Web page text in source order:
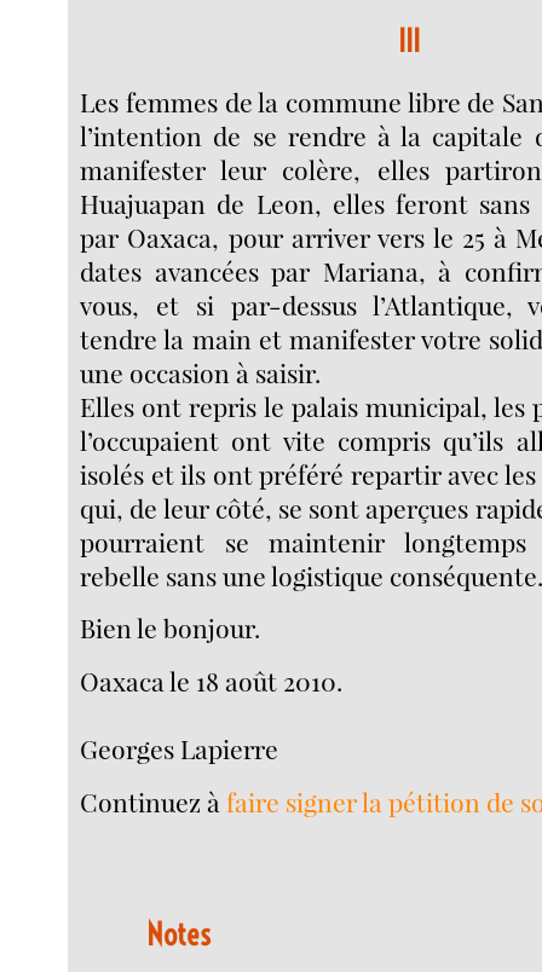
Les femmes de la commune libre de
l’intention de se rendre à la capitale
manifester leur colère, elles
Huajuapan de Leon, elles feront
par Oaxaca, pour arriver vers le 25 à
dates avancées par Mariana, à
vous, et si par-dessus l’Atlantique,
tendre la main et manifester votre
une occasion à saisir.
Elles ont repris le palais municipal, les
l’occupaient ont vite compris qu’ils
isolés et ils ont préféré repartir avec
qui, de leur côté, se sont aperçues
pourraient se maintenir
rebelle sans une logistique
Bien le bonjour.
Oaxaca le 18 août 2010.
Georges Lapierre
Continuez àfaire signer la pétition de
Notes